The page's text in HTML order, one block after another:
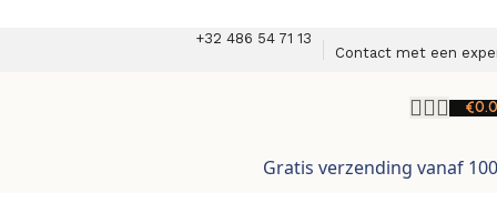
+32 486 54 71 13
Contact met een
€
Gratis verzending vanaf